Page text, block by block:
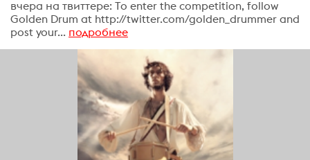
вчера на твиттере: To enter the competition, follow
Golden Drum at http://twitter.com/golden_drummer and
post your... подробнее